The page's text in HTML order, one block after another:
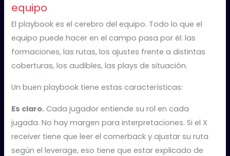
equipo
El playbook es el cerebro del equipo. Todo lo que el
equipo puede hacer en el campo pasa por él: las
formaciones, las rutas, los ajustes frente a distintas
coberturas, los audibles, las plays de situación.
Un buen playbook tiene estas características:
Es claro. Cada jugador entiende su rol en cada
jugada. No hay margen para interpretaciones. Si el X
receiver tiene que leer el cornerback y ajustar su ruta
según el leverage, eso tiene que estar explicado de